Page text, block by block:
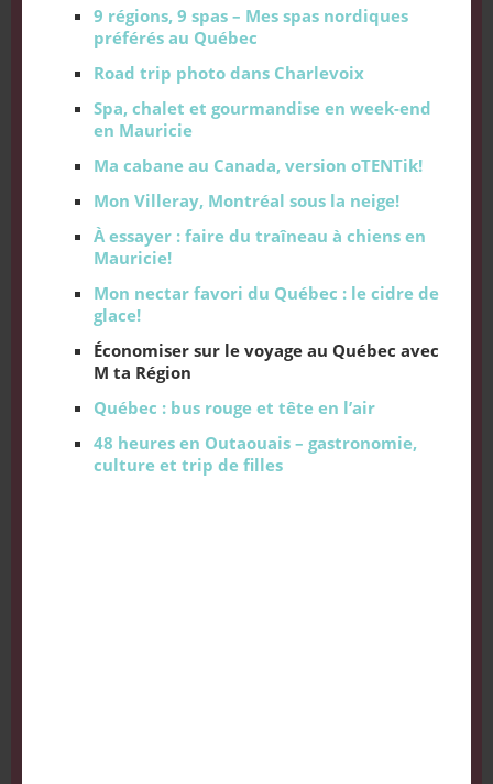
9 régions, 9 spas – Mes spas nordiques
préférés au Québec
Road trip photo dans Charlevoix
Spa, chalet et gourmandise en week-end
en Mauricie
Ma cabane au Canada, version oTENTik!
Mon Villeray, Montréal sous la neige!
À essayer : faire du traîneau à chiens en
Mauricie!
Mon nectar favori du Québec : le cidre de
glace!
Économiser sur le voyage au Québec avec
M ta Région
Québec : bus rouge et tête en l’air
48 heures en Outaouais – gastronomie,
culture et trip de filles